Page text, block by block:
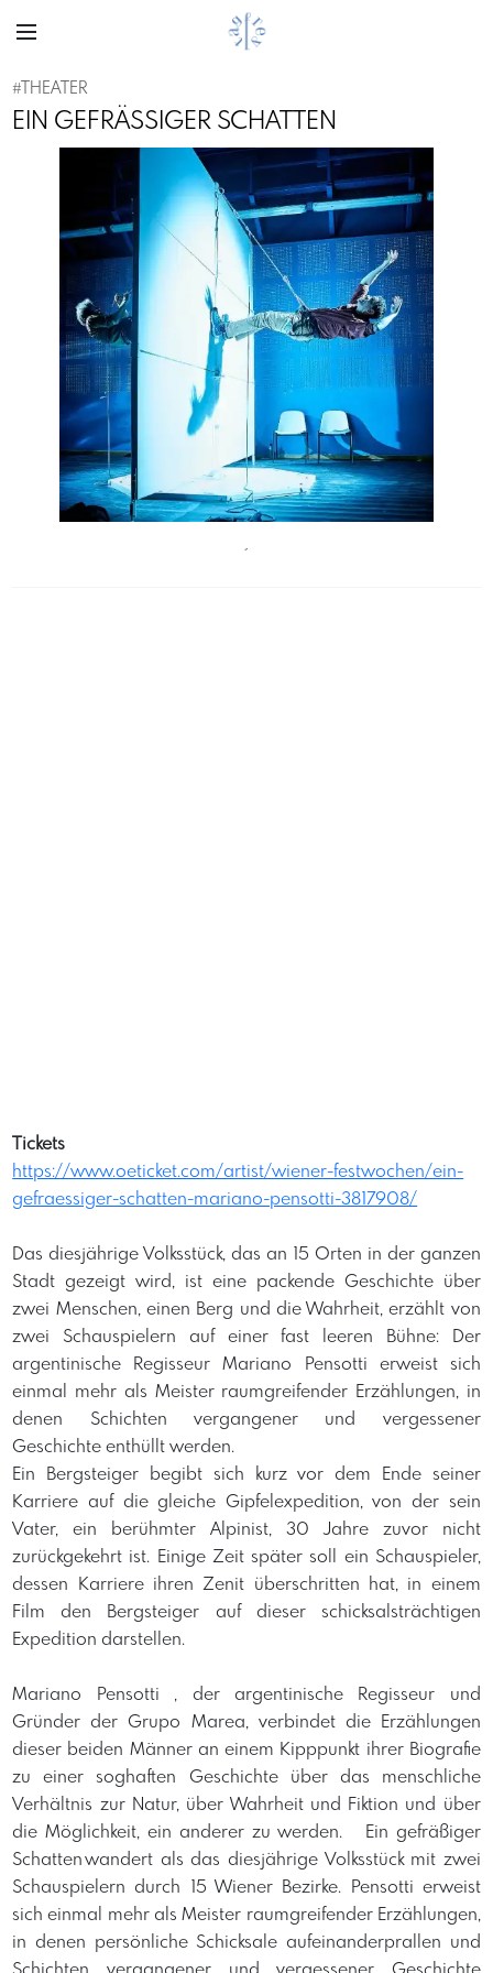
# THEATER
EIN GEFRÄSSIGER SCHATTEN
Previous Next
´
Tickets
https://www.oeticket.com/artist/wiener-festwochen/ein-
gefraessiger-schatten-mariano-pensotti-3817908/
Das diesjährige Volksstück, das an 15 Orten in der ganzen
Stadt gezeigt wird, ist eine packende Geschichte über
zwei Menschen, einen Berg und die Wahrheit, erzählt von
zwei Schauspielern auf einer fast leeren Bühne: Der
argentinische Regisseur Mariano Pensotti erweist sich
einmal mehr als Meister raumgreifender Erzählungen, in
denen Schichten vergangener und vergessener
Geschichte enthüllt werden.
Ein Bergsteiger begibt sich kurz vor dem Ende seiner
Karriere auf die gleiche Gipfelexpedition, von der sein
Vater, ein berühmter Alpinist, 30 Jahre zuvor nicht
zurückgekehrt ist. Einige Zeit später soll ein Schauspieler,
dessen Karriere ihren Zenit überschritten hat, in einem
Film den Bergsteiger auf dieser schicksalsträchtigen
Expedition darstellen.
Mariano Pensotti , der argentinische Regisseur und
Gründer der Grupo Marea, verbindet die Erzählungen
dieser beiden Männer an einem Kipppunkt ihrer Biografie
zu einer soghaften Geschichte über das menschliche
Verhältnis zur Natur, über Wahrheit und Fiktion und über
die Möglichkeit, ein anderer zu werden. Ein gefräßiger
Schatten wandert als das diesjährige Volksstück mit zwei
Schauspielern durch 15 Wiener Bezirke. Pensotti erweist
sich einmal mehr als Meister raumgreifender Erzählungen,
in denen persönliche Schicksale aufeinanderprallen und